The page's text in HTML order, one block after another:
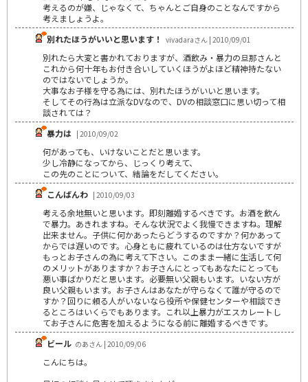
考えるのが嫌、じゃなくて、ちゃんとご自身のことなんですから
考えましょうよ。
別れたほうがいいと思います！
vivadaraさん | 2010/09/01
別れたら大変と書かれておりますが、酒飲み・暴力の旦那さんと
これから何十年もお付き合いしていくほうがよほど精神持たない
のではないでしょうか。
大事なお子様を守る為には、別れたほうがいいと思います。
そしてその行為は立派なDVなので、DVの相談窓口に思い切って相
談されては？
暴力は | 2010/09/02
何があっても、いけないことだと思います。
少し冷静になってから、じっくり考えて、
この先のことについて、結論をだしてください。
こんばんわ | 2010/09/03
考える余地無いと思います。即刻離婚するべきです。お酒を飲ん
で暴力。あきれますね。そんな状況でよく我慢できますね。理解
出来ません。子供に何かあったらどうするのですか？何かあって
からでは遅いのです。心身ともに疲れているのは仕方ないですが
もっとお子さんの為に考えて下さい。このまま一緒に生活して何
のメリットがありますか？お子さんにとってもあなたにとっても
悪い事ばかりだと思います。必要無い父親もいます。いない方が
良い父親もいます。お子さんはあなたが守らなくて誰が守るので
すか？回りに頼る人がいないなら役所や保健センターや相談でき
るところはいくらでもあります。これ以上暴力がエスカレートし
てお子さんに危害を加えるようになる前に離婚するべきです。
ビール のあさん | 2010/09/06
こんにちは。